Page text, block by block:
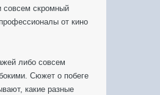
совсем скромный
от кино
либо совсем
Сюжет о побеге
какие разные